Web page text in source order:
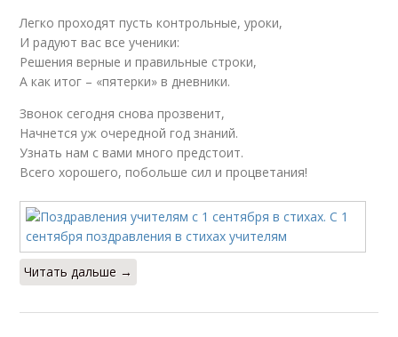
Легко проходят пусть контрольные, уроки,
И радуют вас все ученики:
Решения верные и правильные строки,
А как итог – «пятерки» в дневники.
Звонок сегодня снова прозвенит,
Начнется уж очередной год знаний.
Узнать нам с вами много предстоит.
Всего хорошего, побольше сил и процветания!
Читать дальше →